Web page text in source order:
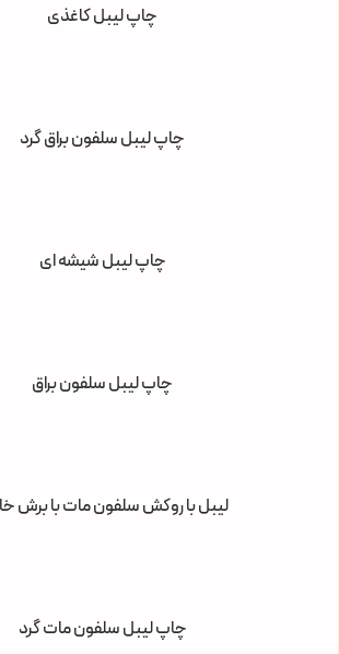
چاپ لیبل کاغذی
چاپ لیبل سلفون براق گرد
چاپ لیبل شیشه ای
چاپ لیبل سلفون براق
لیبل با روکش سلفون مات با برش
چاپ لیبل سلفون مات گرد